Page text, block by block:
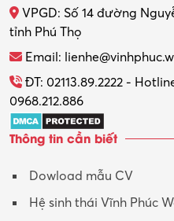
Thực tập
Tổ chức sự kiện – Quà
Trợ lý
Tư vấn
Tư vấn – Kiến trúc
VPGD: Số 14 đường
tỉnh Phú Thọ
Email:
ĐT: 02113.89.2222 -
0968.212.886
Thông tin cần biết
Dowload mẫu CV
Hệ sinh thái Vĩnh Phúc